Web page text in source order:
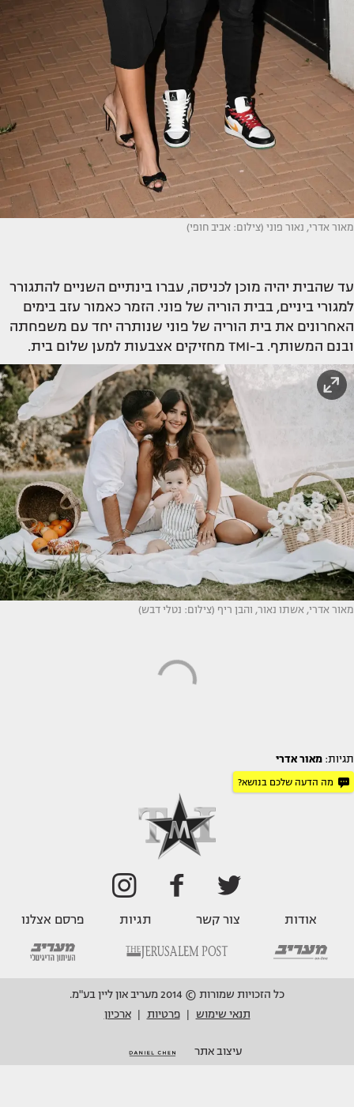
מאור אדרי, נאור פוני (צילום: אביב חופי)
עד שהבית יהיה מוכן לכניסה, עברו בינתיים השניים להתגורר
למגורי ביניים, בבית הוריה של פוני. הזמר כאמור עזב בימים
האחרונים את בית הוריה של פוני שנותרה יחד עם משפחתה
ובנם המשותף. ב-TMI מחזיקים אצבעות למען שלום בית.
מאור אדרי, אשתו נאור, והבן ריף (צילום: נטלי דבש)
תגיות: מאור אדרי
מה הדעה שלכם בנושא?
אודות צור קשר תגיות פרסם אצלנו
כל הזכויות שמורות © 2014 מעריב און ליין בע"מ.
תנאי שימוש
פרטיות ארכיון
עיצוב אתר